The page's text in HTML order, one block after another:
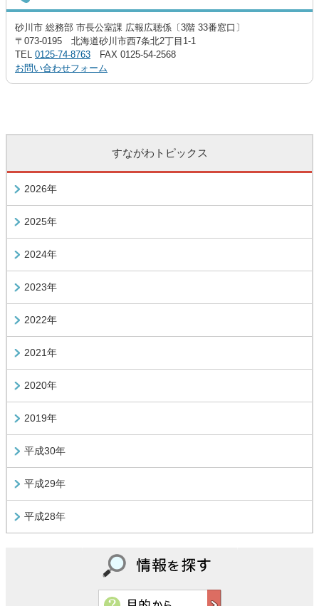
砂川市 総務部 市長公室課 広報広聴係〔3階 33番窓口〕
〒073-0195 北海道砂川市西7条北2丁目1-1
TEL 0125-74-8763 FAX 0125-54-2568
お問い合わせフォーム
すながわトピックス
2026年
2025年
2024年
2023年
2022年
2021年
2020年
2019年
平成30年
平成29年
平成28年